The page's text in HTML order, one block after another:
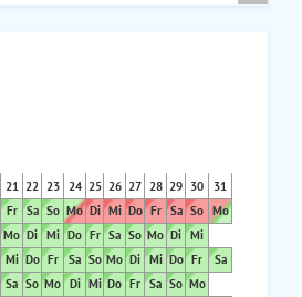
21 22 23 24 25 26 27 28 29 30
31
Fr Sa So Mo Di Mi Do Fr Sa So Mo
Mo Di Mi Do Fr Sa So Mo Di Mi
Mi Do Fr Sa So Mo Di Mi Do Fr
Sa
Sa So Mo Di Mi Do Fr Sa So Mo